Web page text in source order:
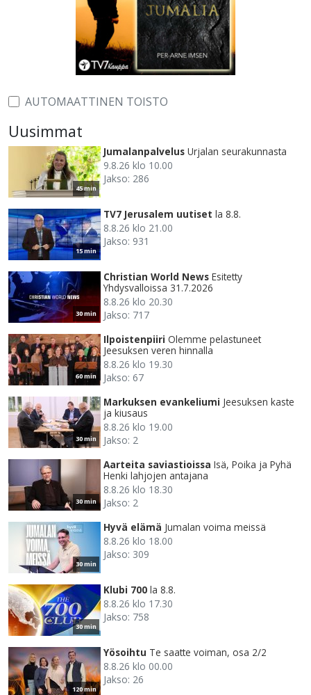
AUTOMAATTINEN TOISTO
Uusimmat
45 min
Jumalanpalvelus Urjalan seurakunnasta
9.8.26 klo 10.00
Jakso: 286
15 min
TV7 Jerusalem uutiset la 8.8.
8.8.26 klo 21.00
Jakso: 931
30 min
Christian World News Esitetty
Yhdysvalloissa 31.7.2026
8.8.26 klo 20.30
Jakso: 717
60 min
Ilpoistenpiiri Olemme pelastuneet
Jeesuksen veren hinnalla
8.8.26 klo 19.30
Jakso: 67
30 min
Markuksen evankeliumi Jeesuksen kaste
ja kiusaus
8.8.26 klo 19.00
Jakso: 2
30 min
Aarteita saviastioissa Isä, Poika ja Pyhä
Henki lahjojen antajana
8.8.26 klo 18.30
Jakso: 2
30 min
Hyvä elämä Jumalan voima meissä
8.8.26 klo 18.00
Jakso: 309
30 min
Klubi 700 la 8.8.
8.8.26 klo 17.30
Jakso: 758
120 min
Yösoihtu Te saatte voiman, osa 2/2
8.8.26 klo 00.00
Jakso: 26